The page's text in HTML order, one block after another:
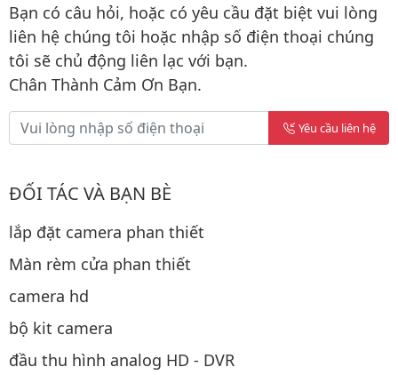
Bạn có câu hỏi, hoặc có yêu cầu đặt biệt vui lòng
liên hệ chúng tôi hoặc nhập số điện thoại chúng
tôi sẽ chủ động liên lạc với bạn.
Chân Thành Cảm Ơn Bạn.
Yêu cầu liên hệ
ĐỐI TÁC VÀ BẠN BÈ
lắp đặt camera phan thiết
Màn rèm cửa phan thiết
camera hd
bộ kit camera
đầu thu hình analog HD - DVR